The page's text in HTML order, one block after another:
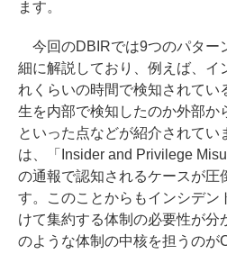
ます。
今回のDBIRでは9つのパター
細に解説しており、例えば、イ
れくらいの時間で検知されてい
生を内部で検知したのか外部か
といった点などが紹介されてい
は、「Insider and Privilege
の通報で認知されるケースが圧
す。このことからもインシデン
けて集約する体制の必要性が分
のような体制の中核を担うのが